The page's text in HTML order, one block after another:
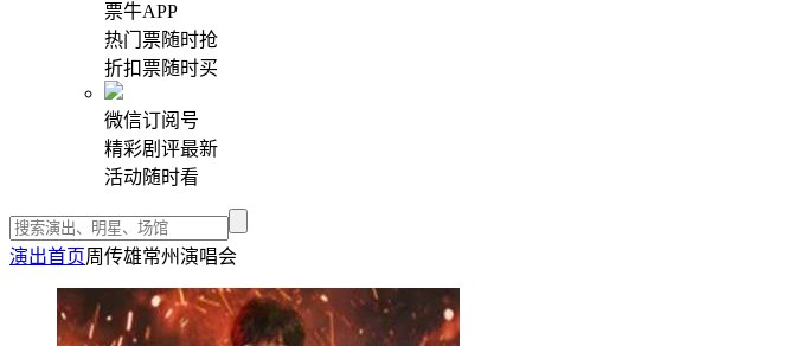
票牛APP
热门票随时抢
折扣票随时买
微信订阅号
精彩剧评最新
活动随时看
演出首页周传雄常州演唱会